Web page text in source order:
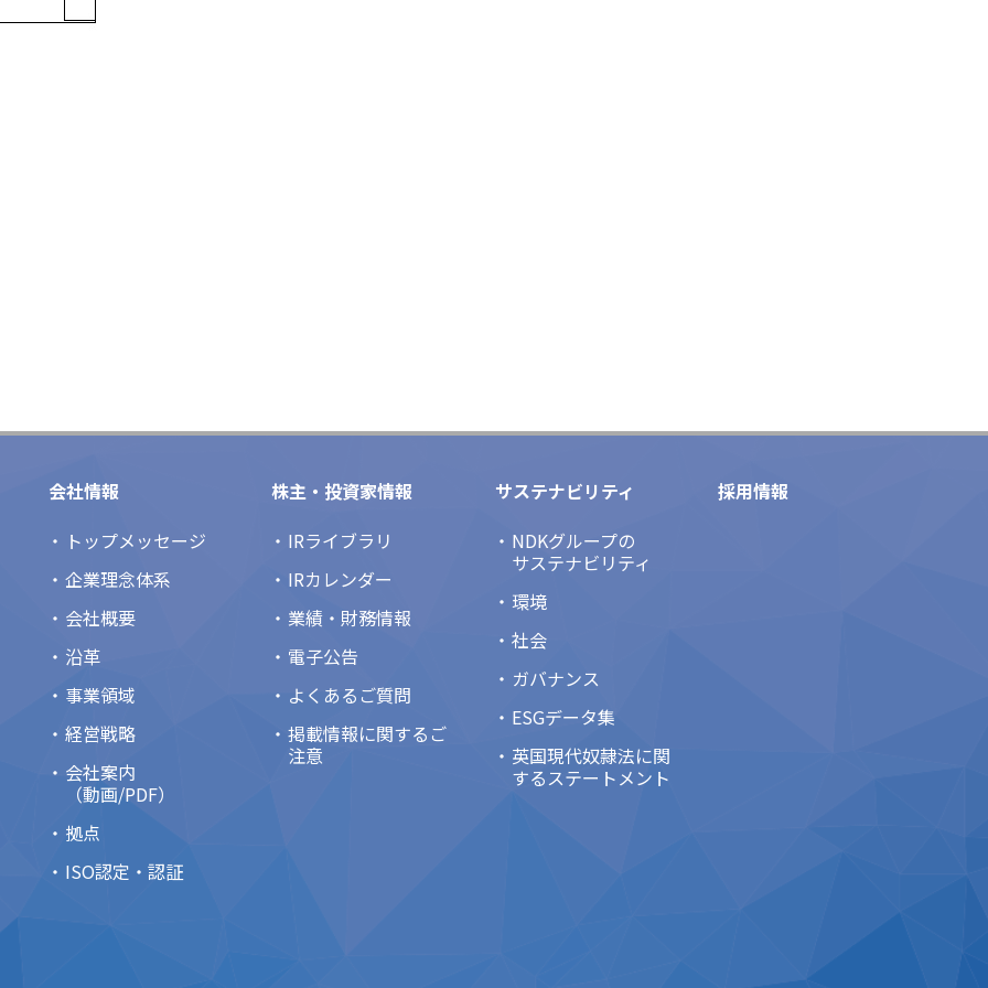
会社情報
トップメッセージ
企業理念体系
会社概要
沿革
事業領域
経営戦略
会社案内
（動画/PDF）
拠点
ISO認定・認証
株主・投資家情報
IRライブラリ
IRカレンダー
業績・財務情報
電子公告
よくあるご質問
掲載情報に関するご
注意
サステナビリティ
NDKグループの
サステナビリティ
環境
社会
ガバナンス
ESGデータ集
英国現代奴隷法に関
するステートメント
採用情報